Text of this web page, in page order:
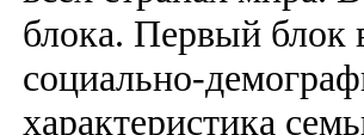
блока. Первый блок
социально-
характеристика